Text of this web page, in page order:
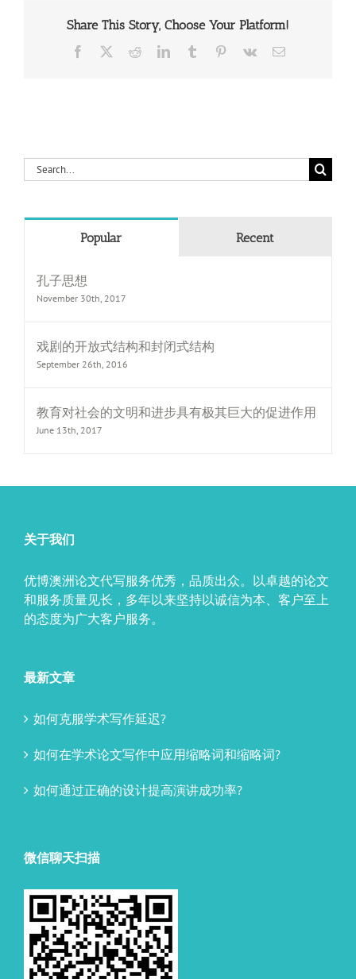
Share This Story, Choose Your Platform!
Facebook RedditLinkedInTumblr Pinterest
Vk Email
Search
for:
Popular Recent
孔子思想
November 30th, 2017
戏剧的开放式结构和封闭式结构
September 26th, 2016
教育对社会的文明和进步具有极其巨大的促进作用
June 13th, 2017
关于我们
优博澳洲论文代写服务优秀，品质出众。以卓越的论文
和服务质量见长，多年以来坚持以诚信为本、客户至上
的态度为广大客户服务。
最新文章
如何克服学术写作延迟?
如何在学术论文写作中应用缩略词和缩略词?
如何通过正确的设计提高演讲成功率?
微信聊天扫描